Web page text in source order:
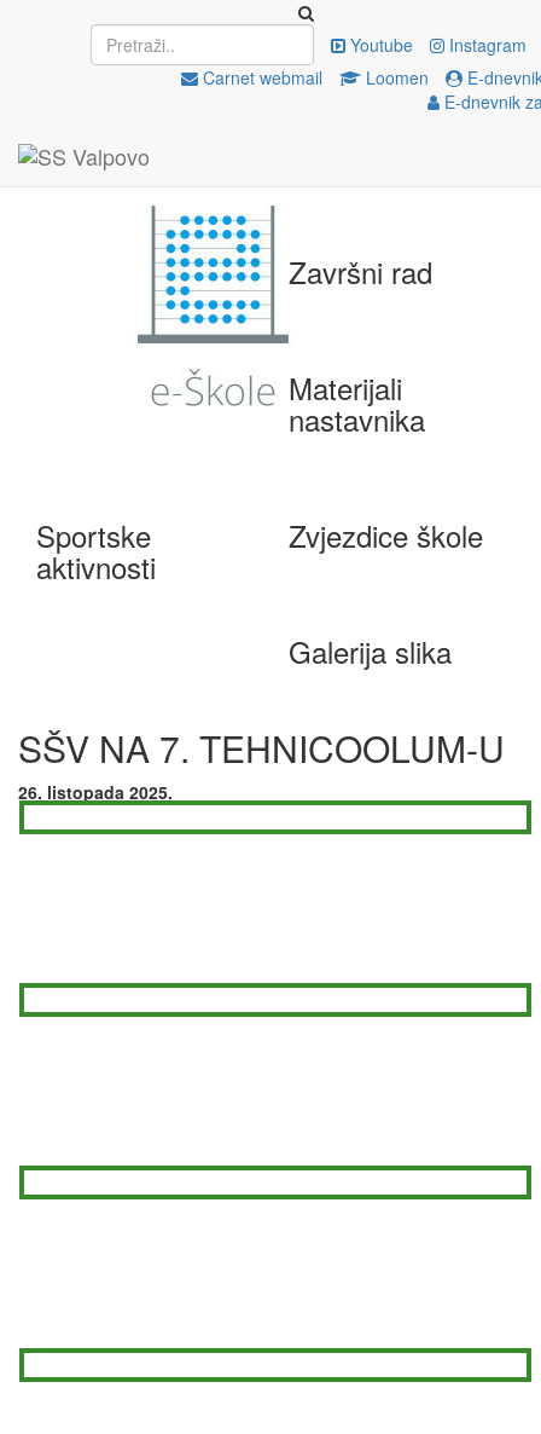
Youtube
Instagram
Carnet webmail
Loomen
E-
E-dnevnik
Upisi EU projekti
e-Škole
Završni rad
Materijali
nastavnika
Sportske
aktivnosti
Zvjezdice škole
Galerija slika
SŠV NA 7. TEHNICOOLUM-U
26. listopada 2025.